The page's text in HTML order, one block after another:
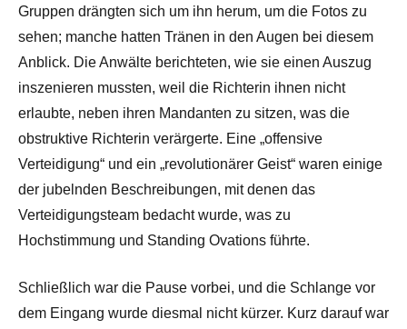
Gruppen drängten sich um ihn herum, um die Fotos zu
sehen; manche hatten Tränen in den Augen bei diesem
Anblick. Die Anwälte berichteten, wie sie einen Auszug
inszenieren mussten, weil die Richterin ihnen nicht
erlaubte, neben ihren Mandanten zu sitzen, was die
obstruktive Richterin verärgerte. Eine „offensive
Verteidigung“ und ein „revolutionärer Geist“ waren einige
der jubelnden Beschreibungen, mit denen das
Verteidigungsteam bedacht wurde, was zu
Hochstimmung und Standing Ovations führte.
Schließlich war die Pause vorbei, und die Schlange vor
dem Eingang wurde diesmal nicht kürzer. Kurz darauf war